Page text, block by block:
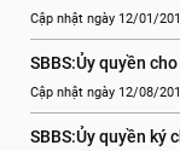
Cập nhật ngày 12/01/
SBBS:Ủy quyền
Cập nhật ngày 12/08/
SBBS:Ủy quyền ký